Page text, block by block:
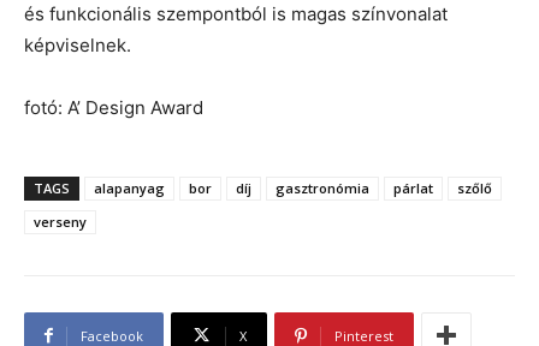
és funkcionális szempontból is magas színvonalat
képviselnek.
fotó: A’ Design Award
TAGS alapanyag bor díj gasztronómia párlat
szőlő
verseny
Facebook X Pinterest